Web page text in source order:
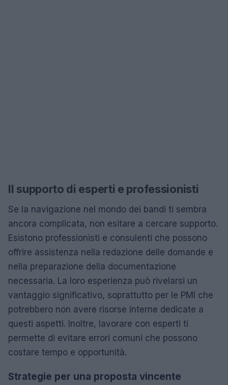
Il supporto di esperti e professionisti
Se la navigazione nel mondo dei bandi ti sembra
ancora complicata, non esitare a cercare supporto.
Esistono professionisti e consulenti che possono
offrire assistenza nella redazione delle domande e
nella preparazione della documentazione
necessaria. La loro esperienza può rivelarsi un
vantaggio significativo, soprattutto per le PMI che
potrebbero non avere risorse interne dedicate a
questi aspetti. Inoltre, lavorare con esperti ti
permette di evitare errori comuni che possono
costare tempo e opportunità.
Strategie per una proposta vincente